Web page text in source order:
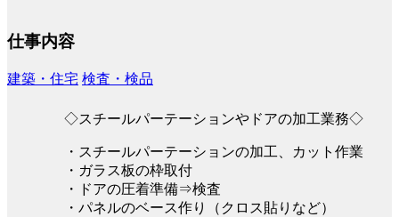
仕事内容
建築・住宅 検査・検品
◇スチールパーテーションやドアの加工業務◇
・スチールパーテーションの加工、カット作業
・ガラス板の枠取付
・ドアの圧着準備⇒検査
・パネルのベース作り（クロス貼りなど）